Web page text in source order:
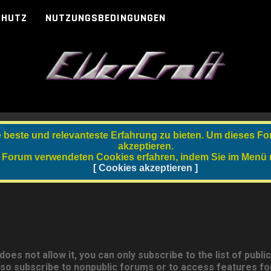
NUTZUNGSBEDINGUNGEN
not allow it, you can only subscribe to the list of
subscribe to nonpublic forums or to access features
und relevanteste Erfahrung zu bieten. Um dieses
akzeptieren.
verwendeten Cookies erfahren, indem Sie im
[ Cookies akzeptieren ]